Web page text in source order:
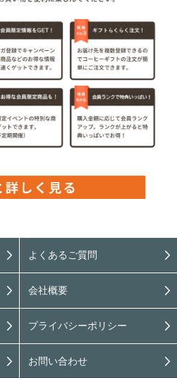
よくあるご質問
会社概要
プライバシーポリシー
お問い合わせ